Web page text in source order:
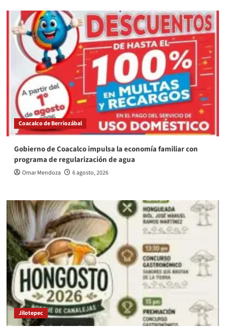
Coacalco de Berriozábal
Gobierno de Coacalco impulsa la economía familiar con
programa de regularización de agua
Omar Mendoza 6 agosto, 2026
Jilotepec